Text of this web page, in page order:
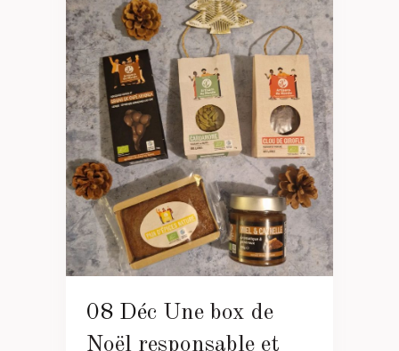
08 Déc Une box de
Noël responsable et